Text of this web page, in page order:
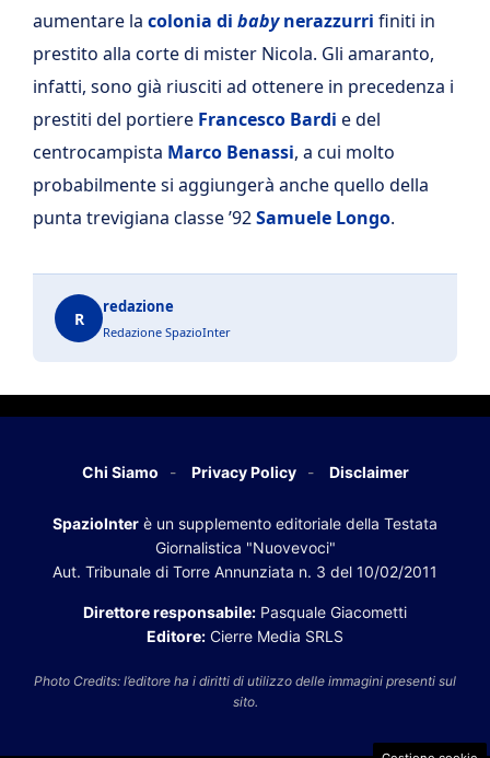
aumentare la colonia di babynerazzurri finiti in
prestito alla corte di mister Nicola. Gli amaranto,
infatti, sono già riusciti ad ottenere in precedenza i
prestiti del portiere Francesco Bardi e del
centrocampista Marco Benassi, a cui molto
probabilmente si aggiungerà anche quello della
punta trevigiana classe ’92Samuele Longo.
R
redazione
Redazione SpazioInter
Chi Siamo Privacy Policy Disclaimer
SpazioInter è un supplemento editoriale della Testata
Giornalistica "Nuovevoci"
Aut. Tribunale di Torre Annunziata n. 3 del 10/02/2011
Direttore responsabile: Pasquale Giacometti
Editore: Cierre Media SRLS
Photo Credits: l’editore ha i diritti di utilizzo delle immagini presenti sul
sito.